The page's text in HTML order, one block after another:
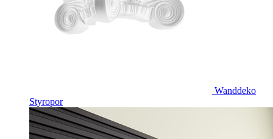
Wanddeko
Styropor